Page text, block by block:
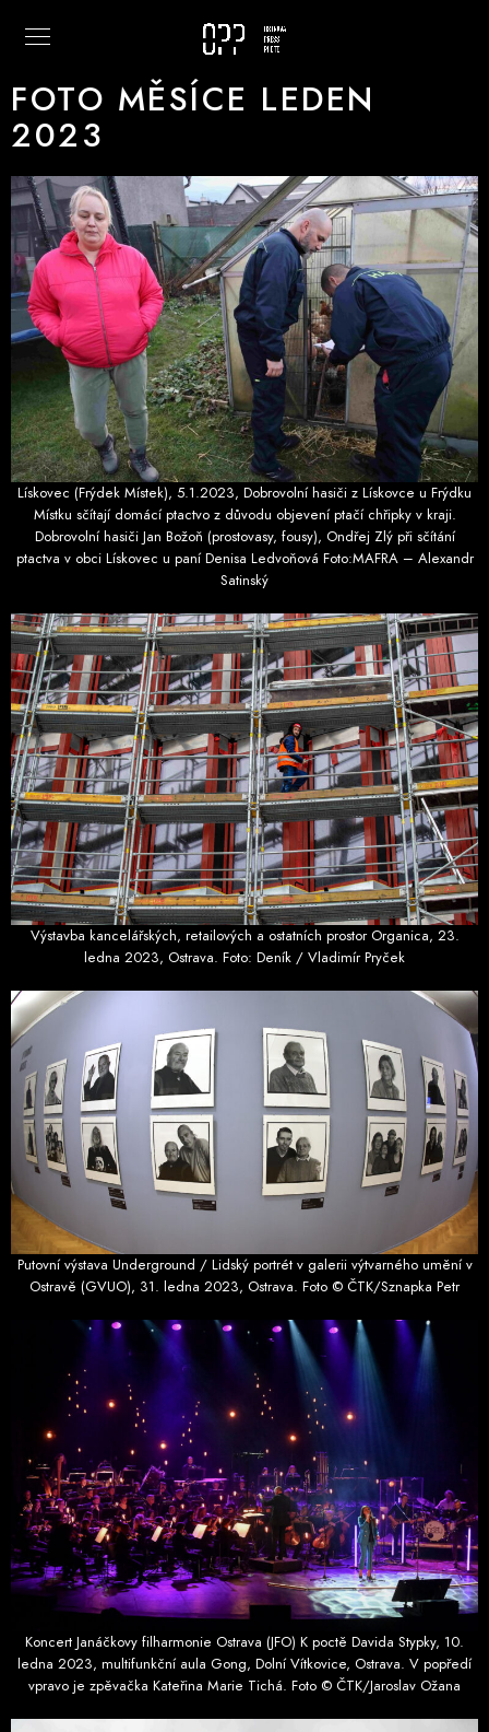
FOTO MĚSÍCE LEDEN
2023
Lískovec (Frýdek Místek), 5.1.2023, Dobrovolní hasiči z Lískovce u Frýdku
Místku sčítají domácí ptactvo z důvodu objevení ptačí chřipky v kraji.
Dobrovolní hasiči Jan Božoň (prostovasy, fousy), Ondřej Zlý při sčítání
ptactva v obci Lískovec u paní Denisa Ledvoňová Foto:MAFRA – Alexandr
Satinský
Výstavba kancelářských, retailových a ostatních prostor Organica, 23.
ledna 2023, Ostrava. Foto: Deník / Vladimír Pryček
Putovní výstava Underground / Lidský portrét v galerii výtvarného umění v
Ostravě (GVUO), 31. ledna 2023, Ostrava. Foto © ČTK/Sznapka Petr
Koncert Janáčkovy filharmonie Ostrava (JFO) K poctě Davida Stypky, 10.
ledna 2023, multifunkční aula Gong, Dolní Vítkovice, Ostrava. V popředí
vpravo je zpěvačka Kateřina Marie Tichá. Foto © ČTK/Jaroslav Ožana